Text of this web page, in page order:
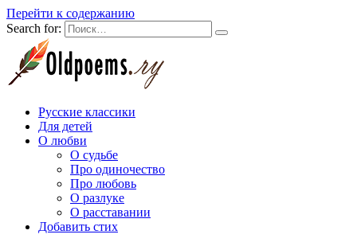
Перейти к содержанию
Search for:
Русские классики
Для детей
О любви
О судьбе
Про одиночество
Про любовь
О разлуке
О расставании
Добавить стих